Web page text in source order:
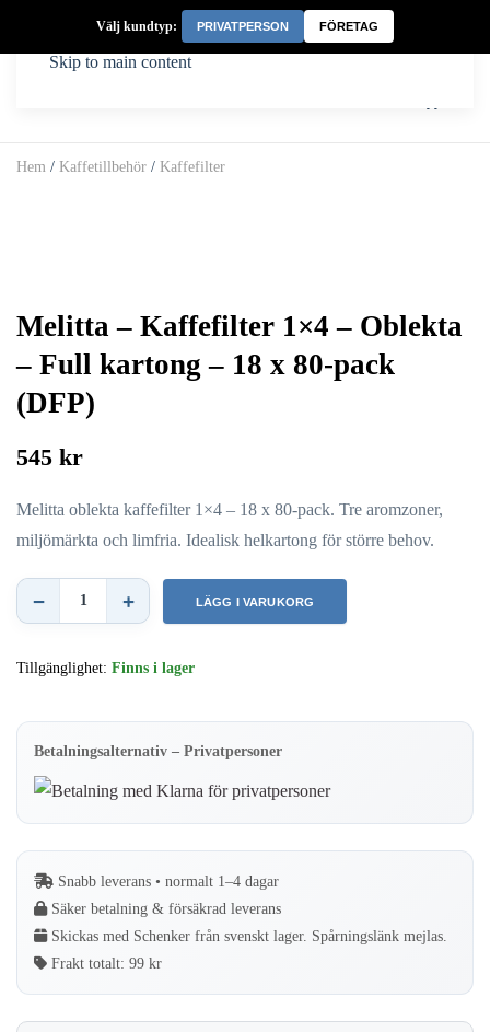
Välj kundtyp: PRIVATPERSON FÖRETAG
Skip to main content
Hem / Kaffetillbehör / Kaffefilter
Melitta – Kaffefilter 1×4 – Oblekta
– Full kartong – 18 x 80-pack
(DFP)
545 kr
Melitta oblekta kaffefilter 1×4 – 18 x 80-pack. Tre aromzoner,
miljömärkta och limfria. Idealisk helkartong för större behov.
Melitta
Kaffefilter
Full
kartong
80-
− + LÄGG I VARUKORG
Tillgänglighet: Finns i lager
Betalningsalternativ – Privatpersoner
Snabb leverans • normalt 1–4 dagar
Säker betalning & försäkrad leverans
Skickas med Schenker från svenskt lager. Spårningslänk mejlas.
Frakt totalt: 99 kr